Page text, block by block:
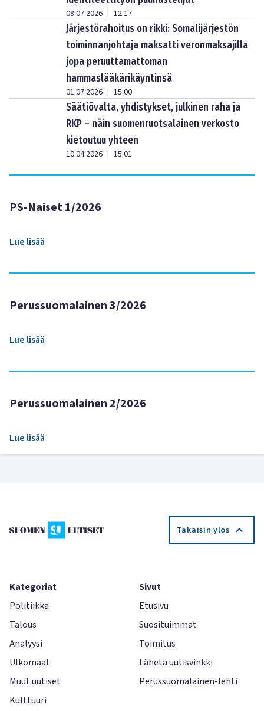
08.07.2026 | 12:17
Järjestörahoitus on rikki: Somalijärjestön
toiminnanjohtaja maksatti veronmaksajilla
jopa peruuttamattoman
hammaslääkärikäyntinsä
01.07.2026 | 15:00
Säätiövalta, yhdistykset, julkinen raha ja
RKP – näin suomenruotsalainen verkosto
kietoutuu yhteen
10.04.2026 | 15:01
PS-Naiset 1/2026
Lue lisää
Perussuomalainen 3/2026
Lue lisää
Perussuomalainen 2/2026
Lue lisää
Takaisin ylös
Kategoriat
Politiikka
Talous
Analyysi
Ulkomaat
Muut uutiset
Kulttuuri
Sivut
Etusivu
Suosituimmat
Toimitus
Lähetä uutisvinkki
Perussuomalainen-lehti